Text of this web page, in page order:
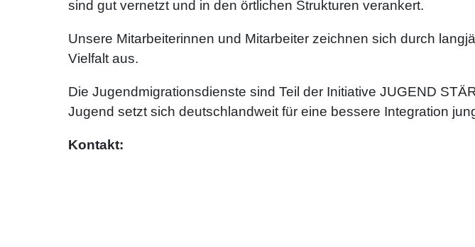
sind gut vernetzt und in den örtlichen Strukturen verankert.
Unsere Mitarbeiterinnen und Mitarbeiter zeichnen sich durch
Vielfalt aus.
Die Jugendmigrationsdienste sind Teil der Initiative JUGEND
Jugend setzt sich deutschlandweit für eine bessere Integration
Kontakt: